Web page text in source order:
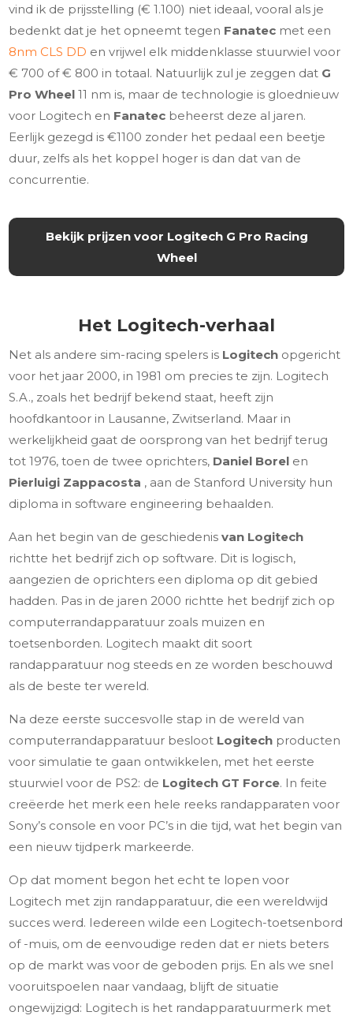
vind ik de prijsstelling (€ 1.100) niet ideaal, vooral als je
bedenkt dat je het opneemt tegen Fanatec met een
8nm CLS DD en vrijwel elk middenklasse stuurwiel voor
€ 700 of € 800 in totaal. Natuurlijk zul je zeggen dat G
Pro Wheel11 nm is, maar de technologie is gloednieuw
voor Logitech en Fanatec beheerst deze al jaren.
Eerlijk gezegd is €1100 zonder het pedaal een beetje
duur, zelfs als het koppel hoger is dan dat van de
concurrentie.
Bekijk prijzen voor Logitech G Pro Racing
Wheel
Het Logitech-verhaal
Net als andere sim-racing spelers is Logitech opgericht
voor het jaar 2000, in 1981 om precies te zijn. Logitech
S.A., zoals het bedrijf bekend staat, heeft zijn
hoofdkantoor in Lausanne, Zwitserland. Maar in
werkelijkheid gaat de oorsprong van het bedrijf terug
tot 1976, toen de twee oprichters, Daniel Borel en
Pierluigi Zappacosta , aan de Stanford University hun
diploma in software engineering behaalden.
Aan het begin van de geschiedenisvan Logitech
richtte het bedrijf zich op software. Dit is logisch,
aangezien de oprichters een diploma op dit gebied
hadden. Pas in de jaren 2000 richtte het bedrijf zich op
computerrandapparatuur zoals muizen en
toetsenborden. Logitech maakt dit soort
randapparatuur nog steeds en ze worden beschouwd
als de beste ter wereld.
Na deze eerste succesvolle stap in de wereld van
computerrandapparatuur besloot Logitech producten
voor simulatie te gaan ontwikkelen, met het eerste
stuurwiel voor de PS2: de Logitech GT Force. In feite
creëerde het merk een hele reeks randapparaten voor
Sony’s console en voor PC’s in die tijd, wat het begin van
een nieuw tijdperk markeerde.
Op dat moment begon het echt te lopen voor
Logitech met zijn randapparatuur, die een wereldwijd
succes werd. Iedereen wilde een Logitech-toetsenbord
of -muis, om de eenvoudige reden dat er niets beters
op de markt was voor de geboden prijs. En als we snel
vooruitspoelen naar vandaag, blijft de situatie
ongewijzigd: Logitech is het randapparatuurmerk met